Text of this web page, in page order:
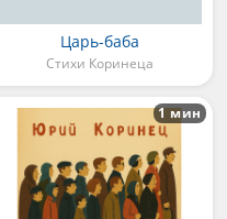
Царь-баба
Стихи Коринеца
1 мин